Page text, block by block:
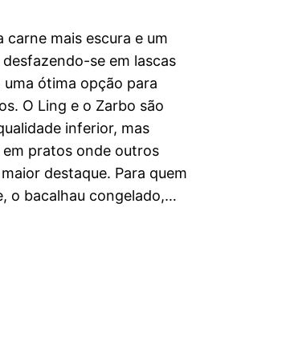
carne mais escura e um
se em lascas
uma ótima opção para
O Ling e o Zarbo são
inferior, mas
pratos onde outros
destaque. Para quem
o bacalhau congelado,…